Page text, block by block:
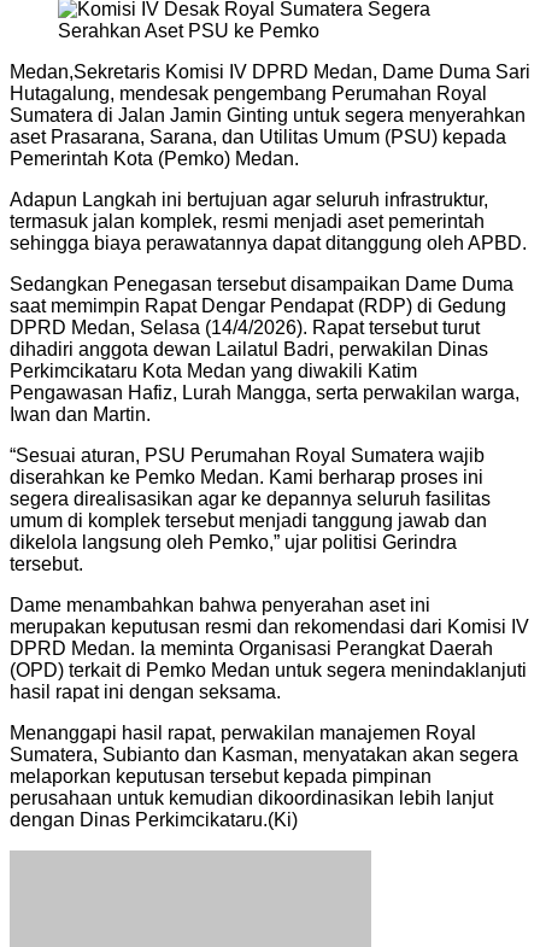
Medan,Sekretaris Komisi IV DPRD Medan, Dame Duma Sari
Hutagalung, mendesak pengembang Perumahan Royal
Sumatera di Jalan Jamin Ginting untuk segera menyerahkan
aset Prasarana, Sarana, dan Utilitas Umum (PSU) kepada
Pemerintah Kota (Pemko) Medan.
Adapun Langkah ini bertujuan agar seluruh infrastruktur,
termasuk jalan komplek, resmi menjadi aset pemerintah
sehingga biaya perawatannya dapat ditanggung oleh APBD.
Sedangkan Penegasan tersebut disampaikan Dame Duma
saat memimpin Rapat Dengar Pendapat (RDP) di Gedung
DPRD Medan, Selasa (14/4/2026). Rapat tersebut turut
dihadiri anggota dewan Lailatul Badri, perwakilan Dinas
Perkimcikataru Kota Medan yang diwakili Katim
Pengawasan Hafiz, Lurah Mangga, serta perwakilan warga,
Iwan dan Martin.
“Sesuai aturan, PSU Perumahan Royal Sumatera wajib
diserahkan ke Pemko Medan. Kami berharap proses ini
segera direalisasikan agar ke depannya seluruh fasilitas
umum di komplek tersebut menjadi tanggung jawab dan
dikelola langsung oleh Pemko,” ujar politisi Gerindra
tersebut.
Dame menambahkan bahwa penyerahan aset ini
merupakan keputusan resmi dan rekomendasi dari Komisi IV
DPRD Medan. Ia meminta Organisasi Perangkat Daerah
(OPD) terkait di Pemko Medan untuk segera menindaklanjuti
hasil rapat ini dengan seksama.
Menanggapi hasil rapat, perwakilan manajemen Royal
Sumatera, Subianto dan Kasman, menyatakan akan segera
melaporkan keputusan tersebut kepada pimpinan
perusahaan untuk kemudian dikoordinasikan lebih lanjut
dengan Dinas Perkimcikataru.(Ki)